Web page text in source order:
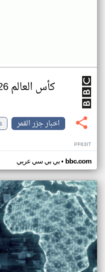
كأس العالم 2026
اخبار جزر القمر
PF63IT
بي بي سي عربي• bbc.com